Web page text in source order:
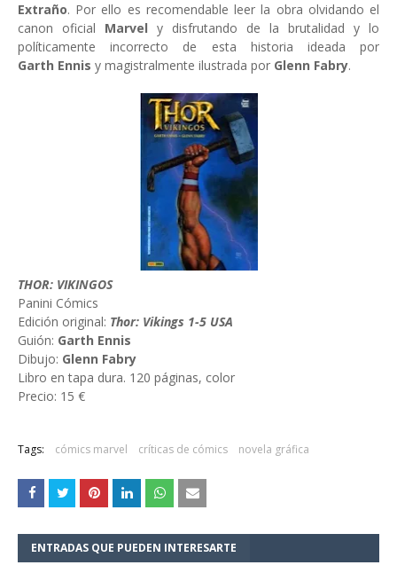
Extraño. Por ello es recomendable leer la obra olvidando el
canon oficial Marvel y disfrutando de la brutalidad y lo
políticamente incorrecto de esta historia ideada por
Garth Ennis y magistralmente ilustrada por Glenn Fabry.
THOR: VIKINGOS
Panini Cómics
Edición original: Thor: Vikings 1-5 USA
Guión: Garth Ennis
Dibujo: Glenn Fabry
Libro en tapa dura. 120 páginas, color
Precio: 15 €
Tags: cómics marvel críticas de cómics novela gráfica
ENTRADAS QUE PUEDEN INTERESARTE